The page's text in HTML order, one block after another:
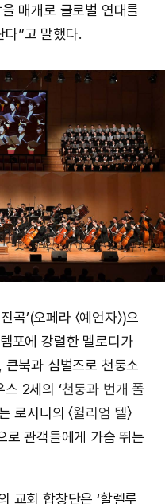
매개로 글로벌 연대를
”고 말했다.
’(오페라 〈예언자〉)으
포에 강렬한 멜로디가
, 큰북과 심벌즈로 천둥소
2세의 ‘천둥과 번개 폴
로시니의 〈윌리엄 텔〉
로 관객들에게 가슴 뛰는
교회 합창단은 ‘할렐루